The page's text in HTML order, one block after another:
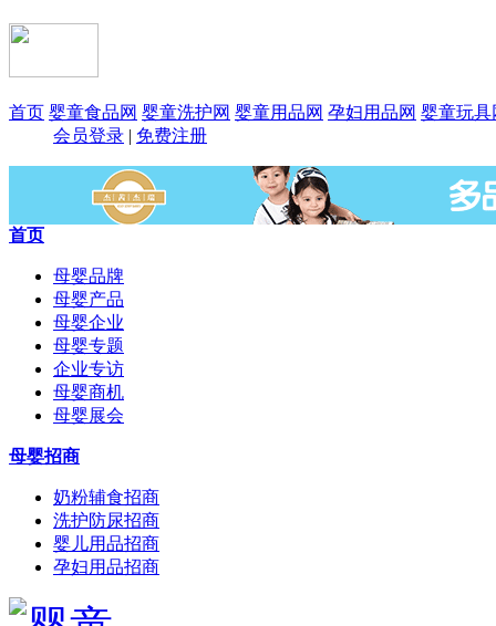
首页 婴童食品网 婴童洗护网 婴童用品网 孕妇用品网 婴童玩具
会员登录 | 免费注册
首页
母婴品牌
母婴产品
母婴企业
母婴专题
企业专访
母婴商机
母婴展会
母婴招商
奶粉辅食招商
洗护防尿招商
婴儿用品招商
孕妇用品招商